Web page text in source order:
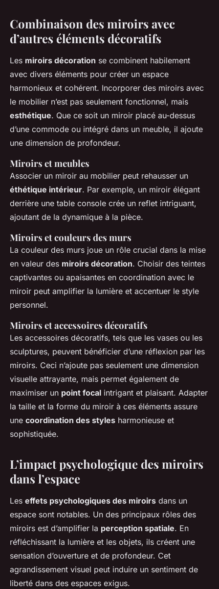
Combinaison des miroirs avec
d’autres éléments décoratifs
Les miroirs décoration se combinent habilement
avec divers éléments pour créer un espace
harmonieux et cohérent. Incorporer des miroirs avec
le mobilier n’est pas seulement fonctionnel, mais
esthétique. Que ce soit un miroir placé au-dessus
d’une commode ou intégré dans un meuble, il ajoute
une dimension de profondeur.
Miroirs et meubles
Associer un miroir au mobilier peut rehausser un
éthétique intérieur. Par exemple, un miroir élégant
derrière une table console crée un reflet intriguant,
ajoutant de la dynamique à la pièce.
Miroirs et couleurs des murs
La couleur des murs joue un rôle crucial dans la mise
en valeur des miroirs décoration. Choisir des teintes
captivantes ou apaisantes en coordination avec le
miroir peut amplifier la lumière et accentuer le style
personnel.
Miroirs et accessoires décoratifs
Les accessoires décoratifs, tels que les vases ou les
sculptures, peuvent bénéficier d’une réflexion par les
miroirs. Ceci n’ajoute pas seulement une dimension
visuelle attrayante, mais permet également de
maximiser un point focal intrigant et plaisant. Adapter
la taille et la forme du miroir à ces éléments assure
une coordination des styles harmonieuse et
sophistiquée.
L’impact psychologique des miroirs
dans l’espace
Les effets psychologiques des miroirs dans un
espace sont notables. Un des principaux rôles des
miroirs est d’amplifier la perception spatiale. En
réfléchissant la lumière et les objets, ils créent une
sensation d’ouverture et de profondeur. Cet
agrandissement visuel peut induire un sentiment de
liberté dans des espaces exigus.